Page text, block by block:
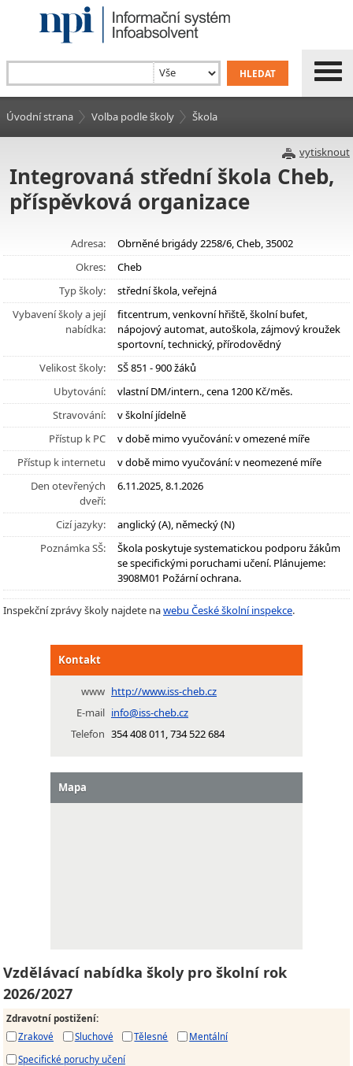
Úvodní strana Volba podle školy Škola
vytisknout
Integrovaná střední škola Cheb,
příspěvková organizace
Adresa:
Obrněné brigády 2258/6, Cheb, 35002
Okres:
Cheb
Typ školy:
střední škola, veřejná
Vybavení školy a její
nabídka:
fitcentrum, venkovní hřiště, školní bufet,
nápojový automat, autoškola, zájmový kroužek
sportovní, technický, přírodovědný
Velikost školy:
SŠ 851 - 900 žáků
Ubytování:
vlastní DM/intern., cena 1200 Kč/měs.
Stravování:
v školní jídelně
Přístup k PC
v době mimo vyučování: v omezené míře
Přístup k internetu
v době mimo vyučování: v neomezené míře
Den otevřených
dveří:
6.11.2025, 8.1.2026
Cizí jazyky:
anglický (A), německý (N)
Poznámka SŠ:
Škola poskytuje systematickou podporu žákům
se specifickými poruchami učení. Plánujeme:
3908M01 Požární ochrana.
Inspekční zprávy školy najdete nawebu České školní inspekce.
Kontakt
www http://www.iss-cheb.cz
E-mail info@iss-cheb.cz
Telefon 354 408 011, 734 522 684
Mapa
Vzdělávací nabídka školy pro školní rok
2026/2027
Zdravotní postižení:
Zrakové
Sluchové Tělesné
Mentální
Specifické poruchy učení